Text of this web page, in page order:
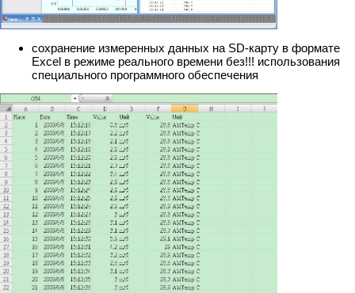
сохранение измеренных данных на SD-карту в формате
Excel в режиме реального времени без!!! использования
специального программного обеспечения